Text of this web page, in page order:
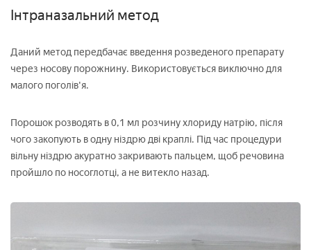
Інтраназальний метод
Даний метод передбачає введення розведеного препарату
через носову порожнину. Використовується виключно для
малого поголів'я.
Порошок розводять в 0,1 мл розчину хлориду натрію, після
чого закопують в одну ніздрю дві краплі. Під час процедури
вільну ніздрю акуратно закривають пальцем, щоб речовина
пройшло по носоглотці, а не витекло назад.